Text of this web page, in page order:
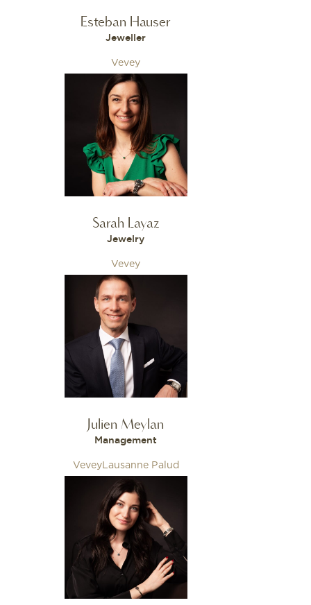
Esteban Hauser
Jeweller
Vevey
Sarah Layaz
Jewelry
Vevey
Julien Meylan
Management
VeveyLausanne Palud